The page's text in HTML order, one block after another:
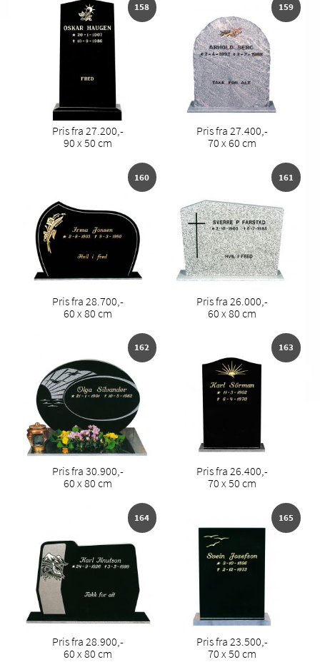
158
Pris fra 27.200,-
90 x 50 cm
159
Pris fra 27.400,-
70 x 60 cm
160
Pris fra 28.700,-
60 x 80 cm
161
Pris fra 26.000,-
60 x 80 cm
162
Pris fra 30.900,-
60 x 80 cm
163
Pris fra 26.400,-
70 x 50 cm
164
Pris fra 28.900,-
60 x 80 cm
165
Pris fra 23.500,-
70 x 50 cm